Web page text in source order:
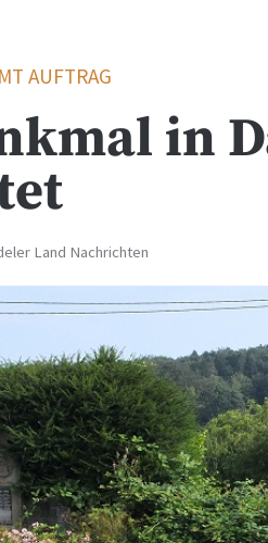
AUFTRAG
in
Land Nachrichten